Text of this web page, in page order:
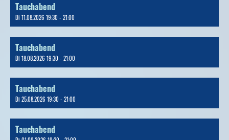
Tauchabend
Di 11.08.2026 19:30 - 21:00
Tauchabend
Di 18.08.2026 19:30 - 21:00
Tauchabend
Di 25.08.2026 19:30 - 21:00
Tauchabend